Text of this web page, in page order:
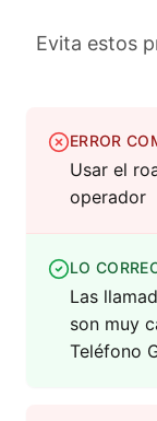
Evita estos
ERROR
Usar el
operador
LO
Las
son muy
Teléfono